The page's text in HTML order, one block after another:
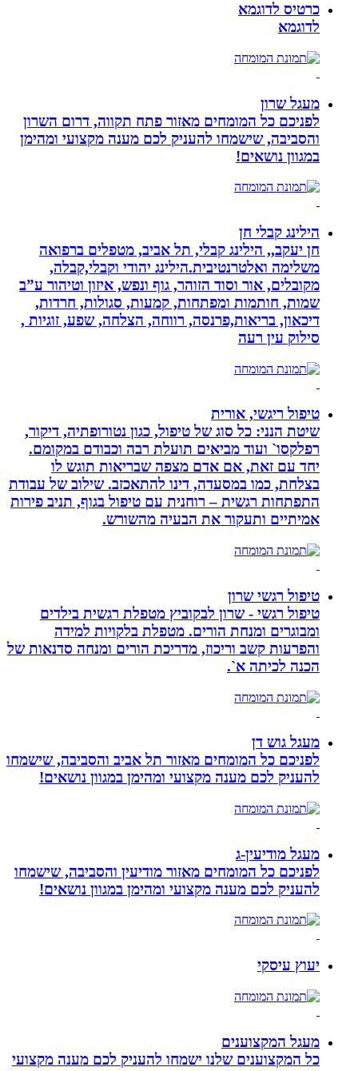
כרטיס לדוגמא
לדוגמא
מעגל שרון
לפניכם כל המומחים מאזור פתח תקווה, דרום השרון
והסביבה, שישמחו להעניק לכם מענה מקצועי ומהימן
במגוון נושאים!
הילינג קבלי חן
חן יעקב,, הילינג קבלי, תל אביב, מטפלים ברפואה
משלימה ואלטרנטיבית.הילינג יהודי וקבלי,קבלה,
מקובלים, אור וסוד הזוהר, גוף ונפש, איזון וטיהור ע”ב
שמות, חותמות ומפתחות, קמעות, סגולות, חרדות,
דיכאון, בריאות,פרנסה, רווחה, הצלחה, שפע, זוגיות ,
סילוק עין רעה
טיפול ריגשי, אורית
שיטת הנני: כל סוג של טיפול, כגון נטורופתיה, דיקור,
רפלקסו` ועוד מביאים תועלת רבה וכבודם במקומם.
יחד עם זאת, אם אדם מצפה שבריאות תוגש לו
בצלחת, כמו במסעדה, דינו להתאכזב. שילוב של עבודת
התפתחות רגשית – רוחנית עם טיפול בגוף, תניב פירות
אמיתיים ותעקור את הבעיה מהשורש.
טיפול רגשי שרון
טיפול רגשי - שרון לבקוביץ מטפלת רגשית בילדים
ומבוגרים ומנחת הורים. מטפלת בלקויות למידה
והפרעות קשב וריכוז, מדריכת הורים ומנחה סדנאות של
הכנה לכיתה א`.
מעגל גוש דן
לפניכם כל המומחים מאזור תל אביב והסביבה, שישמחו
להעניק לכם מענה מקצועי ומהימן במגוון נושאים!
מעגל מודיעין-ג
לפניכם כל המומחים מאזור מודיעין והסביבה, שישמחו
להעניק לכם מענה מקצועי ומהימן במגוון נושאים!
יעוץ עיסקי
מעגל המקצוענים
כל המקצוענים שלנו ישמחו להעניק לכם מענה מקצועי